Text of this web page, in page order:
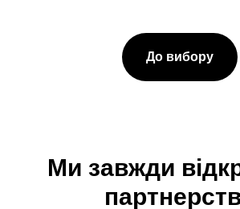
До вибору
Ми завжди